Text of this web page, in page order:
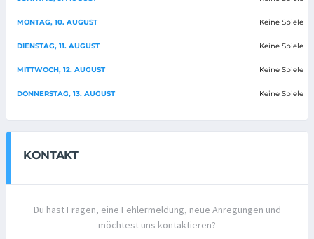
MONTAG, 10. AUGUST Keine Spiele
DIENSTAG, 11. AUGUST Keine Spiele
MITTWOCH, 12. AUGUST Keine Spiele
DONNERSTAG, 13. AUGUST Keine Spiele
KONTAKT
Du hast Fragen, eine Fehlermeldung, neue Anregungen und
möchtest uns kontaktieren?